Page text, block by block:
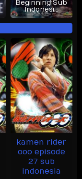
Beginning Sub
Indonesi…
kamen rider
ooo episode
27 sub
indonesia